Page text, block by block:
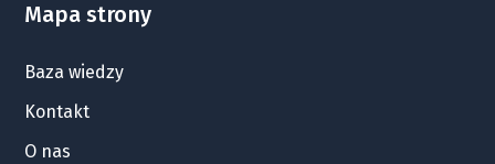
Mapa strony
Baza wiedzy
Kontakt
O nas